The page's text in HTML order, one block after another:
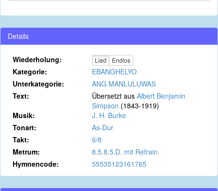
Details
Wiederholung: Lied Endlos
Kategorie:
EBANGHELYO
Unterkategorie:
ANG MANLULUWAS
Text:
Übersetzt aus Albert Benjamin
Simpson (1843-1919)
Musik:
J. H. Burke
Tonart:
As-Dur
Takt:
6/8
Metrum:
8.5.8.5.D. mit Refrain.
Hymnencode:
55535123161765